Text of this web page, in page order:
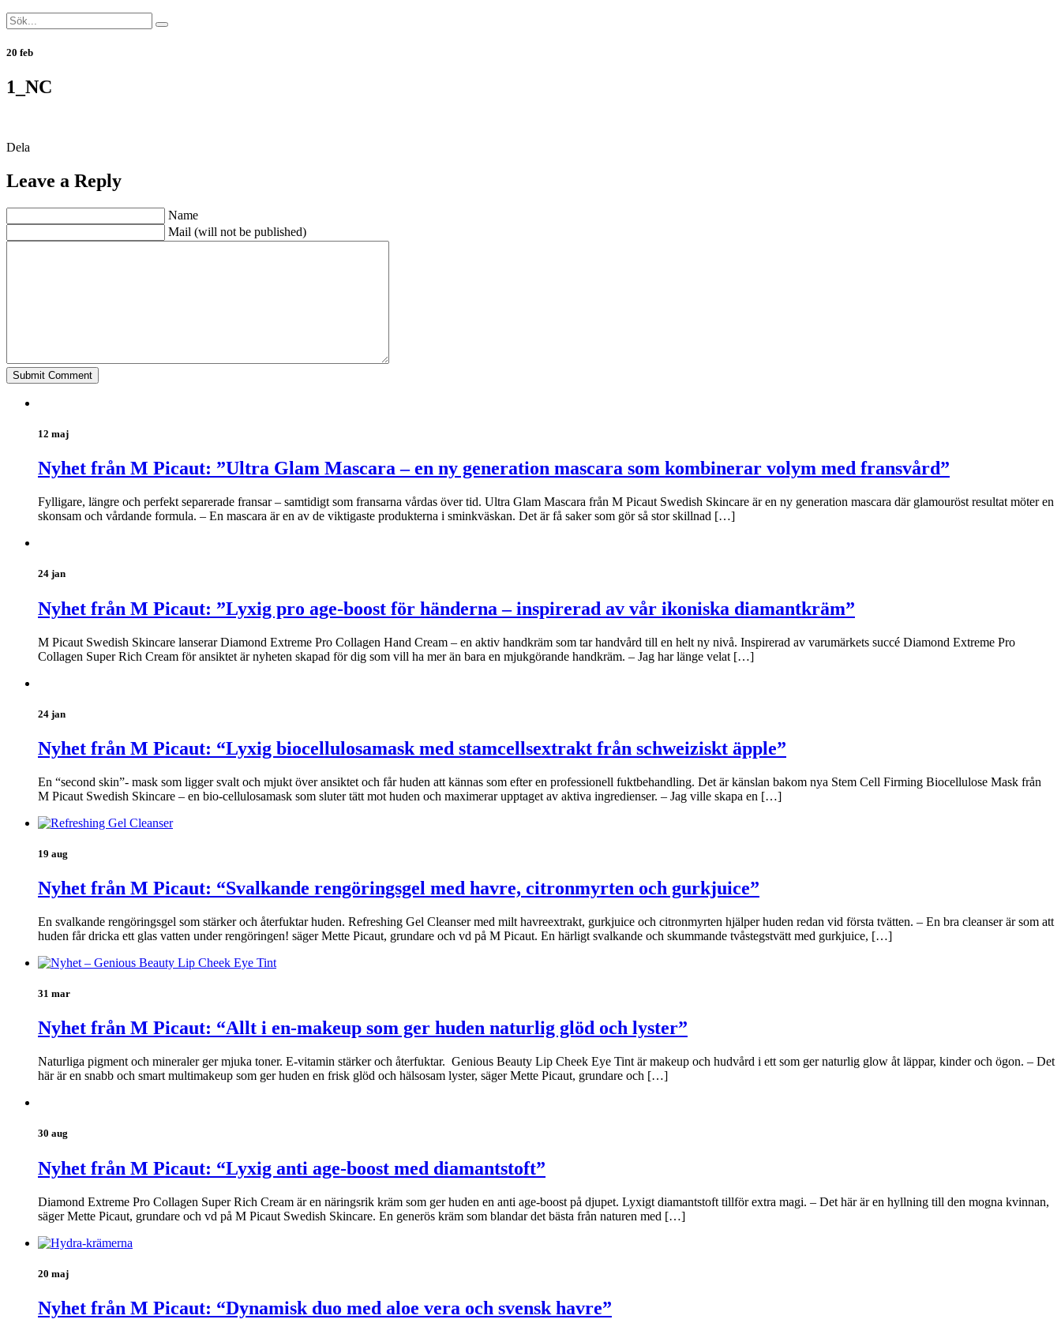
20 feb
1_NC
Dela
Leave a Reply
Name
Mail (will not be published)
12 maj
Nyhet från M Picaut: ”Ultra Glam Mascara – en ny generation mascara som kombinerar volym med fransvård”
Fylligare, längre och perfekt separerade fransar – samtidigt som fransarna vårdas över tid. Ultra Glam Mascara från M Picaut Swedish Skincare är en ny generation mascara där glamouröst resultat möter en
skonsam och vårdande formula. – En mascara är en av de viktigaste produkterna i sminkväskan. Det är få saker som gör så stor skillnad […]
24 jan
Nyhet från M Picaut: ”Lyxig pro age-boost för händerna – inspirerad av vår ikoniska diamantkräm”
M Picaut Swedish Skincare lanserar Diamond Extreme Pro Collagen Hand Cream – en aktiv handkräm som tar handvård till en helt ny nivå. Inspirerad av varumärkets succé Diamond Extreme Pro
Collagen Super Rich Cream för ansiktet är nyheten skapad för dig som vill ha mer än bara en mjukgörande handkräm. – Jag har länge velat […]
24 jan
Nyhet från M Picaut: “Lyxig biocellulosamask med stamcellsextrakt från schweiziskt äpple”
En “second skin”- mask som ligger svalt och mjukt över ansiktet och får huden att kännas som efter en professionell fuktbehandling. Det är känslan bakom nya Stem Cell Firming Biocellulose Mask från
M Picaut Swedish Skincare – en bio-cellulosamask som sluter tätt mot huden och maximerar upptaget av aktiva ingredienser. – Jag ville skapa en […]
19 aug
Nyhet från M Picaut: “Svalkande rengöringsgel med havre, citronmyrten och gurkjuice”
En svalkande rengöringsgel som stärker och återfuktar huden. Refreshing Gel Cleanser med milt havreextrakt, gurkjuice och citronmyrten hjälper huden redan vid första tvätten. – En bra cleanser är som att
huden får dricka ett glas vatten under rengöringen! säger Mette Picaut, grundare och vd på M Picaut. En härligt svalkande och skummande tvåstegstvätt med gurkjuice, […]
31 mar
Nyhet från M Picaut: “Allt i en-makeup som ger huden naturlig glöd och lyster”
Naturliga pigment och mineraler ger mjuka toner. E-vitamin stärker och återfuktar. Genious Beauty Lip Cheek Eye Tint är makeup och hudvård i ett som ger naturlig glow åt läppar, kinder och ögon. – Det
här är en snabb och smart multimakeup som ger huden en frisk glöd och hälsosam lyster, säger Mette Picaut, grundare och […]
30 aug
Nyhet från M Picaut: “Lyxig anti age-boost med diamantstoft”
Diamond Extreme Pro Collagen Super Rich Cream är en näringsrik kräm som ger huden en anti age-boost på djupet. Lyxigt diamantstoft tillför extra magi. – Det här är en hyllning till den mogna kvinnan,
säger Mette Picaut, grundare och vd på M Picaut Swedish Skincare. En generös kräm som blandar det bästa från naturen med […]
20 maj
Nyhet från M Picaut: “Dynamisk duo med aloe vera och svensk havre”